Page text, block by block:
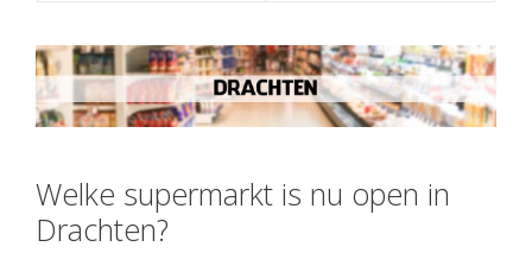
Welke supermarkt is nu open in
Drachten?